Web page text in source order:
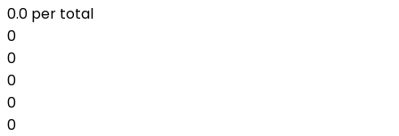
0.0 per total
0
0
0
0
0